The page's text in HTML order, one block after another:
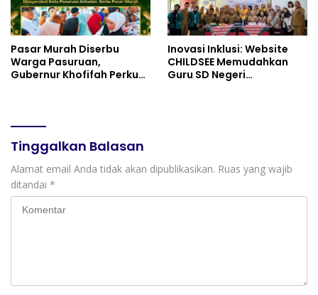
Pasar Murah Diserbu
Warga Pasuruan,
Gubernur Khofifah Perkuat
Inovasi Inklusi: Website
CHILDSEE Memudahkan
Guru SD Negeri
Tinggalkan Balasan
Alamat email Anda tidak akan dipublikasikan. Ruas yang wajib
ditandai *